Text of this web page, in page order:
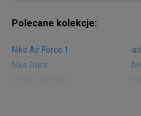
Polecane kolekcje:
Nike Air Force 1
Nike Dunk